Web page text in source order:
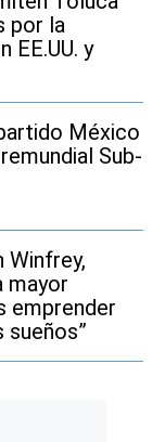
por la
EE.UU. y
México
Sub-
Winfrey,
mayor
emprender
sueños”